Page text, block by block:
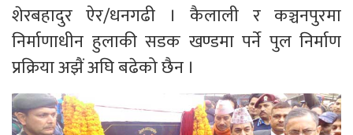
शेरबहादुर ऐर/धनगढी । कैलाली र कञ्चनपुरमा
निर्माणाधीन हुलाकी सडक खण्डमा पर्ने पुल निर्माण
प्रक्रिया अझैं अघि बढेको छैन ।